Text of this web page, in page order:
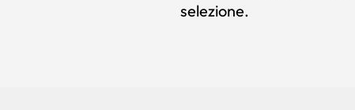
selezione.